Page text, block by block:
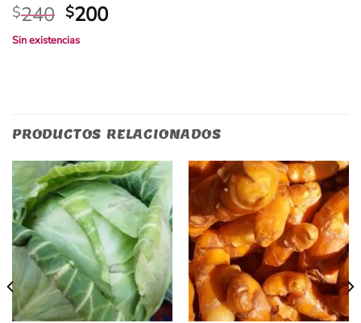
$240 El
precio
original
$200El
Sin existencias
PRODUCTOS RELACIONADOS